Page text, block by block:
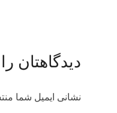
دیدگاهتان
نشانی ایمیل شما